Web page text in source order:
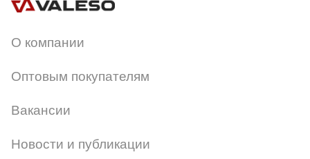
О компании
Оптовым покупателям
Вакансии
Новости и публикации